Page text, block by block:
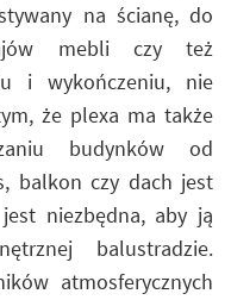
na ścianę, do
mebli czy też
i wykończeniu, nie
że plexa ma także
budynków od
balkon czy dach jest
niezbędna, aby ją
balustradzie.
atmosferycznych